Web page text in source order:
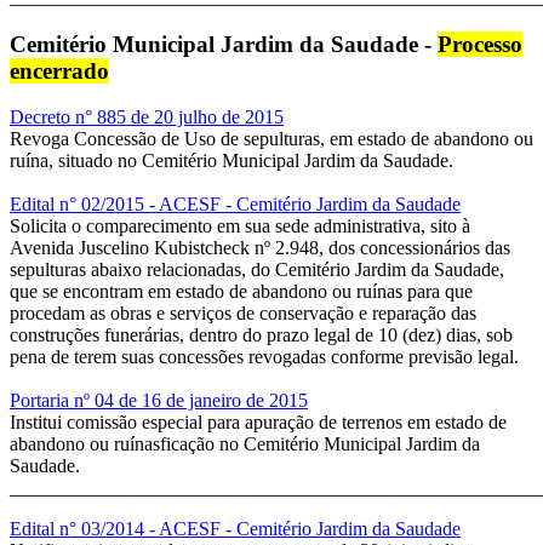
Cemitério Municipal Jardim da Saudade - Processo
encerrado
Decreto n° 885 de 20 julho de 2015
Revoga Concessão de Uso de sepulturas, em estado de abandono ou
ruína, situado no Cemitério Municipal Jardim da Saudade.
Edital n° 02/2015 - ACESF - Cemitério Jardim da Saudade
Solicita o comparecimento em sua sede administrativa, sito à
Avenida Juscelino Kubistcheck nº 2.948, dos concessionários das
sepulturas abaixo relacionadas, do Cemitério Jardim da Saudade,
que se encontram em estado de abandono ou ruínas para que
procedam as obras e serviços de conservação e reparação das
construções funerárias, dentro do prazo legal de 10 (dez) dias, sob
pena de terem suas concessões revogadas conforme previsão legal.
Portaria nº 04 de 16 de janeiro de 2015
Institui comissão especial para apuração de terrenos em estado de
abandono ou ruínasficação no Cemitério Municipal Jardim da
Saudade.
Edital n° 03/2014 - ACESF - Cemitério Jardim da Saudade